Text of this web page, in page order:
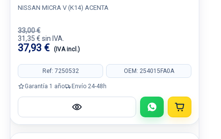
NISSAN MICRA V (K14) ACENTA
33,00 €
31,35 € sin IVA.
37,93 € (IVA incl.)
Ref: 7250532 OEM: 254015FA0A
Garantía 1 año Envío 24-48h